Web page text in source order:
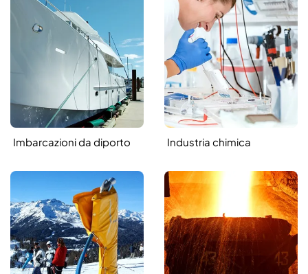
Imbarcazioni da diporto Industria chimica